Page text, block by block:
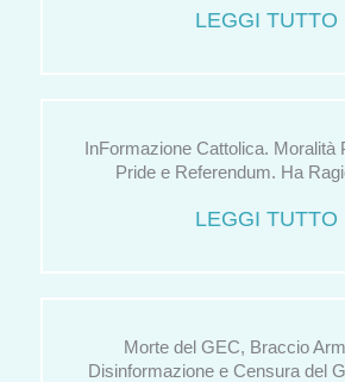
LEGGI TUTTO
InFormazione Cattolica. Moralità
Pride e Referendum. Ha
LEGGI TUTTO
Morte del GEC, Braccio
Disinformazione e Censura del